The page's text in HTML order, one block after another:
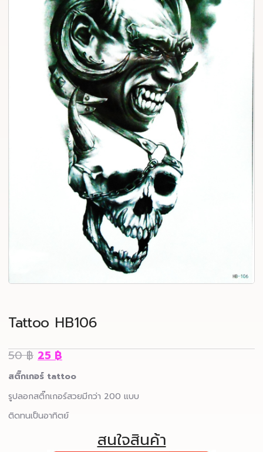
Tattoo HB106
50฿ 25฿
สติ๊กเกอร์ tattoo
รูปลอกสติ๊กเกอร์สวยมีกว่า 200 แบบ
ติดทนเป็นอาทิตย์
สนใจสินค้า